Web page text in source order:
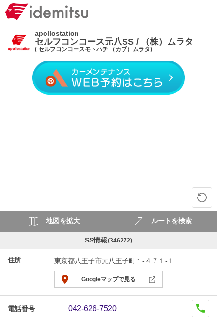
apollostation
セルフコンコース元八SS / （株）ムラタ
( セルフコンコースモトハチ （カブ）ムラタ)
SS情報 (346272)
住所 東京都八王子市元八王子町１-４７１-１
Googleマップで見る
電話番号 042-626-7520
地図を拡大 ルートを検索